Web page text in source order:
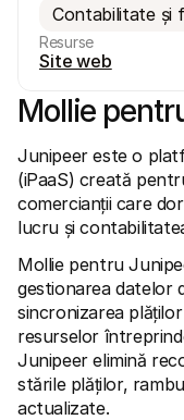
Contabilitate și
Resurse
Site web
Mollie
Junipeer este o
(iPaaS) creată
comercianții care
lucru și
Mollie pentru
gestionarea datelor
sincronizarea
resurselor
Junipeer elimină
stările plăților,
actualizate.
Resurse tehnice
Portal pentru
Descoperiți
Biblioteci
Integrați Mollie cu
Comunitatea
Alăturați-vă
Despre Mollie
Prețuri
Vezi prețurile
Despre noi
Aflați mai multe
valorile noastre
Știri